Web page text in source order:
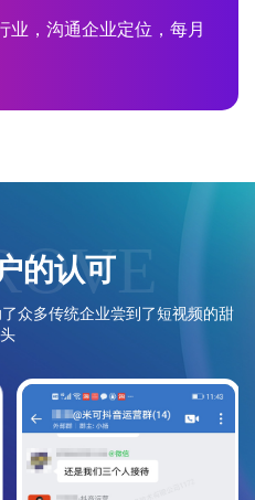
业，沟通企业定位，每月
的认可
众多传统企业尝到了短视频的甜
头